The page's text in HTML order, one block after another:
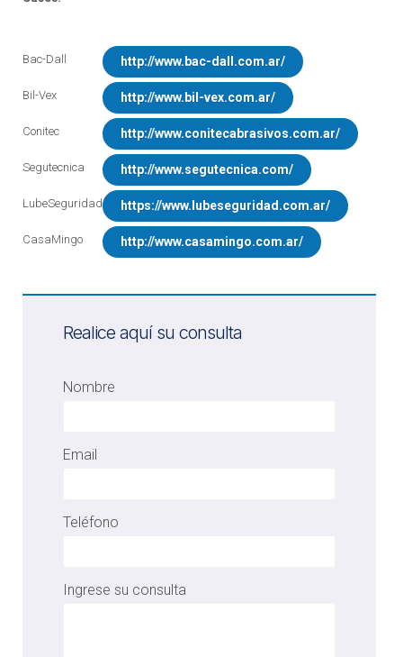
Bac-Dall http://www.bac-dall.com.ar/
Bil-Vex http://www.bil-vex.com.ar/
Conitec http://www.conitecabrasivos.com.ar/
Segutecnica http://www.segutecnica.com/
LubeSeguridad https://www.lubeseguridad.com.ar/
CasaMingo http://www.casamingo.com.ar/
Realice aquí su consulta
Nombre
Email
Teléfono
Ingrese su consulta